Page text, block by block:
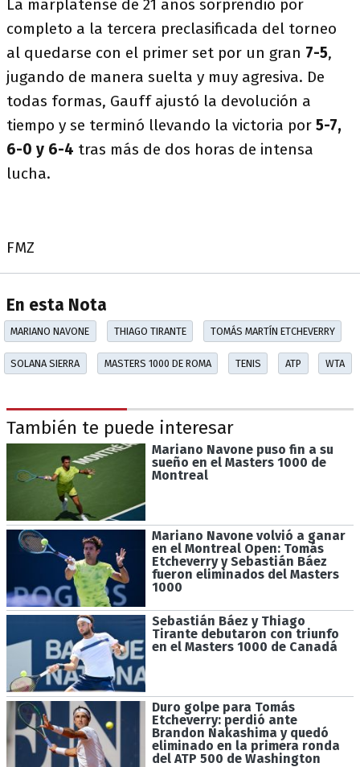
La marplatense de 21 años sorprendió por
completo a la tercera preclasificada del torneo
al quedarse con el primer set por un gran 7-5,
jugando de manera suelta y muy agresiva. De
todas formas, Gauff ajustó la devolución a
tiempo y se terminó llevando la victoria por 5-7,
6-0 y 6-4 tras más de dos horas de intensa
lucha.
FMZ
En esta Nota
MARIANO NAVONE THIAGO TIRANTE TOMÁS MARTÍN ETCHEVERRY
SOLANA SIERRA MASTERS 1000 DE ROMA TENIS ATP WTA
También te puede interesar
Mariano Navone puso fin a su
sueño en el Masters 1000 de
Montreal
Mariano Navone volvió a ganar
en el Montreal Open: Tomás
Etcheverry y Sebastián Báez
fueron eliminados del Masters
1000
Sebastián Báez y Thiago
Tirante debutaron con triunfo
en el Masters 1000 de Canadá
Duro golpe para Tomás
Etcheverry: perdió ante
Brandon Nakashima y quedó
eliminado en la primera ronda
del ATP 500 de Washington